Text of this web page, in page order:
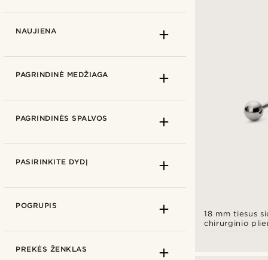
18 mm tiesus
chirurginio
GLASS
(4)
METAL AND ALLOY
(11)
NAUJIENA
Ne (17)
PAGRINDINĖ MEDŽIAGA
PAGRINDINĖS SPALVOS
PASIRINKITE DYDĮ
POGRUPIS
PREKĖS ŽENKLAS